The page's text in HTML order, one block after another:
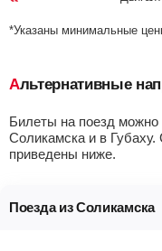
*Указаны минимальные
Альтернативные
Билеты на поезд можно
Соликамска и в
приведены ниже.
Поезда из Соликамска